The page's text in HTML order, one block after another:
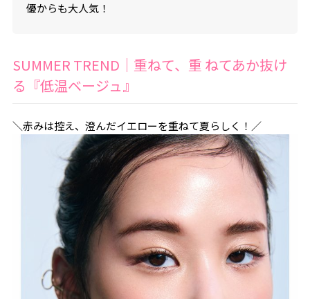
優からも大人気！
SUMMER TREND｜重ねて、重 ねてあか抜け
る『低温ベージュ』
＼赤みは控え、澄んだイエローを重ねて夏らしく！／